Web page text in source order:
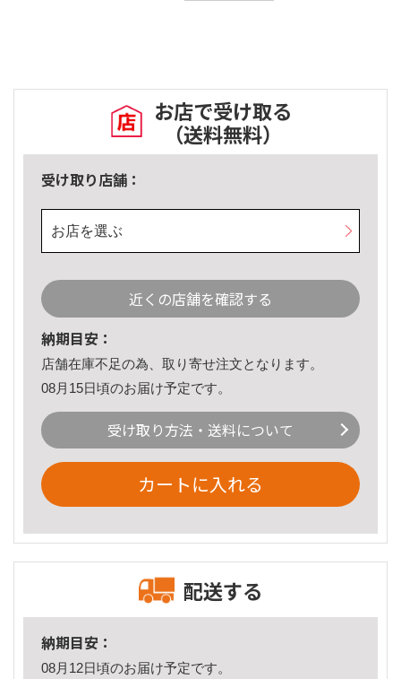
お店で受け取る
（送料無料）
受け取り店舗：
お店を選ぶ
近くの店舗を確認する
納期目安：
店舗在庫不足の為、取り寄せ注文となります。
08月15日頃のお届け予定です。
受け取り方法・送料について
カートに入れる
配送する
納期目安：
08月12日頃のお届け予定です。